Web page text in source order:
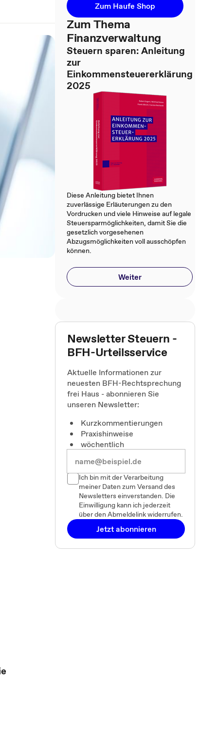
Zum Haufe Shop
Zum Thema
Finanzverwaltung
Steuern sparen: Anleitung
zur
Einkommensteuererklärung
2025
Diese Anleitung bietet Ihnen
zuverlässige Erläuterungen zu den
Vordrucken und viele Hinweise auf legale
Steuersparmöglichkeiten, damit Sie die
gesetzlich vorgesehenen
Abzugsmöglichkeiten voll ausschöpfen
können.
Weiter
Newsletter Steuern -
BFH-Urteilsservice
Aktuelle Informationen zur
neuesten BFH-Rechtsprechung
frei Haus - abonnieren Sie
unseren Newsletter:
Kurzkommentierungen
Praxishinweise
wöchentlich
Ich bin mit der Verarbeitung
meiner Daten zum Versand des
Newsletters einverstanden. Die
Einwilligung kann ich jederzeit
über den Abmeldelink widerrufen.
Jetzt abonnieren